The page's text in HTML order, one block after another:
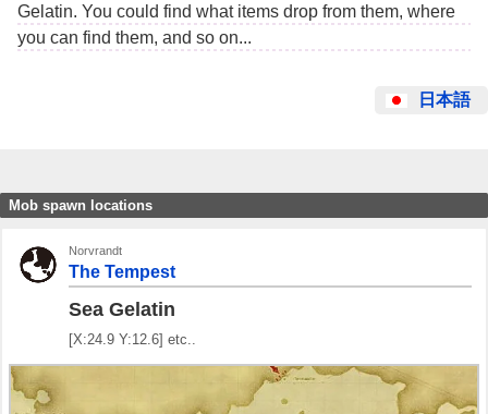
Gelatin. You could find what items drop from them, where
you can find them, and so on...
日本語
Mob spawn locations
Norvrandt
The Tempest
Sea Gelatin
[X:24.9 Y:12.6] etc..